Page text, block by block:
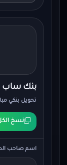
بنك ساب
تحويل بنكي
نسخ
اسم صاحب